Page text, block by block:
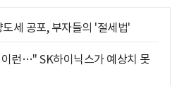
세 공포, 부자들의 '절세법'
런…" SK하이닉스가 예상치 못